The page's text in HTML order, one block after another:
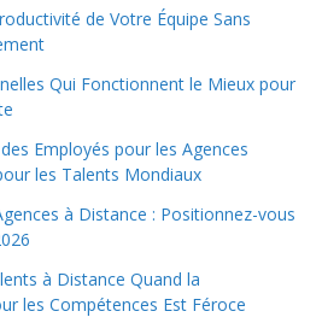
de Votre Équipe Sans
Qui Fonctionnent le Mieux pour
Employés pour les Agences
les Talents Mondiaux
à Distance : Positionnez-vous
à Distance Quand la
les Compétences Est Féroce